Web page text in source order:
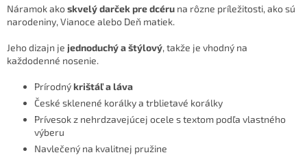
Náramok akoskvelý darček pre dcéru na rôzne príležitosti, ako sú
narodeniny, Vianoce alebo Deň matiek.
Jeho dizajn je jednoduchý a štýlový, takže je vhodný na
každodenné nosenie.
Prírodnýkrištáľ a láva
České sklenené korálky a trblietavé korálky
Prívesok z nehrdzavejúcej ocele s textom podľa vlastného
výberu
Navlečený na kvalitnej pružine